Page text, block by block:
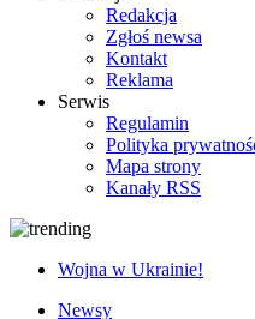
Redakcja
Zgłoś newsa
Kontakt
Reklama
Serwis
Regulamin
Polityka
Mapa strony
Kanały RSS
Wojna w Ukrainie!
Newsy